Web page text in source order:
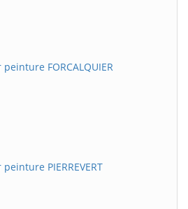
FORCALQUIER
PIERREVERT